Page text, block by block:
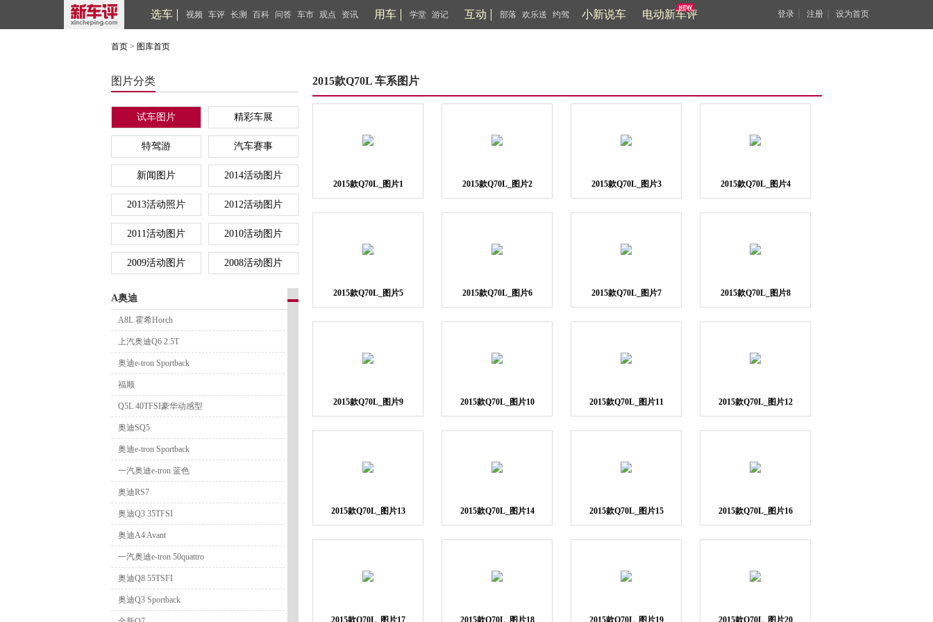
选车 视频 车评 长测 百科 问答 车市 观点 资讯 用车 学堂 游记 互动 部落 欢乐送 约驾 小新说车 电动新车评 登录 注册 设为首页
首页 > 图库首页
图片分类
试车图片 精彩车展
特驾游 汽车赛事
新闻图片 2014活动图片
2013活动照片 2012活动图片
2011活动图片 2010活动图片
2009活动图片 2008活动图片
A奥迪
A8L 霍希Horch
上汽奥迪Q6 2.5T
奥迪e-tron Sportback
福顺
Q5L 40TFSI豪华动感型
奥迪SQ5
奥迪e-tron Sportback
一汽奥迪e-tron 蓝色
奥迪RS7
奥迪Q3 35TFSI
奥迪A4 Avant
一汽奥迪e-tron 50quattro
奥迪Q8 55TSFI
奥迪Q3 Sportback
2015款Q70L 车系图片
2015款Q70L_图片1 2015款Q70L_图片2 2015款Q70L_图片3 2015款Q70L_图片4
2015款Q70L_图片5 2015款Q70L_图片6 2015款Q70L_图片7 2015款Q70L_图片8
2015款Q70L_图片9 2015款Q70L_图片10 2015款Q70L_图片11 2015款Q70L_图片12
2015款Q70L_图片13 2015款Q70L_图片14 2015款Q70L_图片15 2015款Q70L_图片16
2015款Q70L_图片17 2015款Q70L_图片18 2015款Q70L_图片19 2015款Q70L_图片20